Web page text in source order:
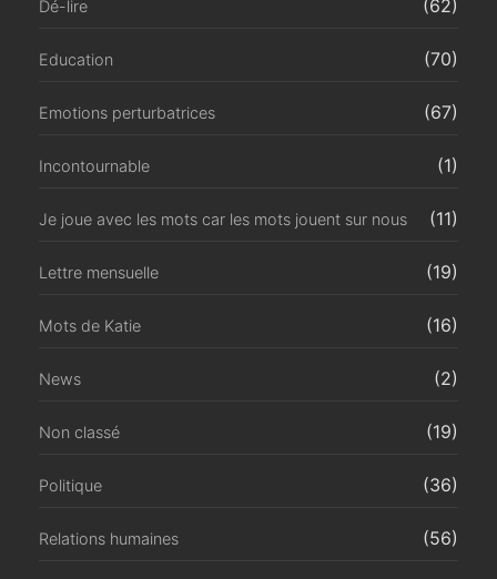
Dé-lire (62)
Education (70)
Emotions perturbatrices (67)
Incontournable (1)
Je joue avec les mots car les mots jouent sur nous (11)
Lettre mensuelle (19)
Mots de Katie (16)
News (2)
Non classé (19)
Politique (36)
Relations humaines (56)